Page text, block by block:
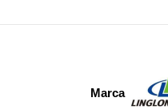
Marca